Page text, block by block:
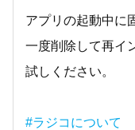
アプリの起動中に
一度削除して再イ
試しください。
#ラジコについて